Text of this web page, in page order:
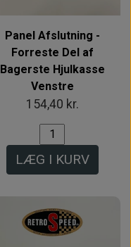
Panel Afslutning -
Forreste Del af
Bagerste Hjulkasse
Venstre
154,40 kr.
LÆG I KURV